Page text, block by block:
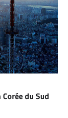
du Sud